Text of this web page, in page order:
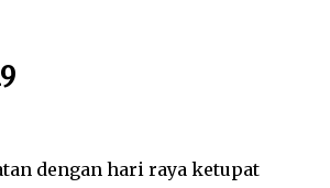
dengan hari raya ketupat